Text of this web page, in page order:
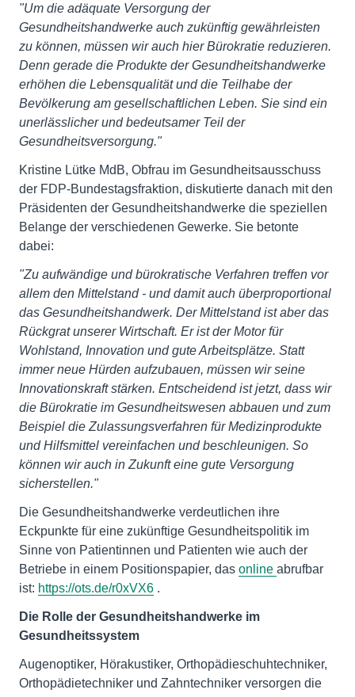
"Um die adäquate Versorgung der
Gesundheitshandwerke auch zukünftig gewährleisten
zu können, müssen wir auch hier Bürokratie reduzieren.
Denn gerade die Produkte der Gesundheitshandwerke
erhöhen die Lebensqualität und die Teilhabe der
Bevölkerung am gesellschaftlichen Leben. Sie sind ein
unerlässlicher und bedeutsamer Teil der
Gesundheitsversorgung."
Kristine Lütke MdB, Obfrau im Gesundheitsausschuss
der FDP-Bundestagsfraktion, diskutierte danach mit den
Präsidenten der Gesundheitshandwerke die speziellen
Belange der verschiedenen Gewerke. Sie betonte
dabei:
"Zu aufwändige und bürokratische Verfahren treffen vor
allem den Mittelstand - und damit auch überproportional
das Gesundheitshandwerk. Der Mittelstand ist aber das
Rückgrat unserer Wirtschaft. Er ist der Motor für
Wohlstand, Innovation und gute Arbeitsplätze. Statt
immer neue Hürden aufzubauen, müssen wir seine
Innovationskraft stärken. Entscheidend ist jetzt, dass wir
die Bürokratie im Gesundheitswesen abbauen und zum
Beispiel die Zulassungsverfahren für Medizinprodukte
und Hilfsmittel vereinfachen und beschleunigen. So
können wir auch in Zukunft eine gute Versorgung
sicherstellen."
Die Gesundheitshandwerke verdeutlichen ihre
Eckpunkte für eine zukünftige Gesundheitspolitik im
Sinne von Patientinnen und Patienten wie auch der
Betriebe in einem Positionspapier, das online abrufbar
ist: https://ots.de/r0xVX6 .
Die Rolle der Gesundheitshandwerke im
Gesundheitssystem
Augenoptiker, Hörakustiker, Orthopädieschuhtechniker,
Orthopädietechniker und Zahntechniker versorgen die